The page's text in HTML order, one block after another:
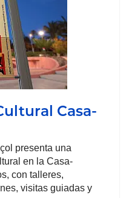
Casa-
presenta una
en la Casa-
con talleres,
visitas guiadas y